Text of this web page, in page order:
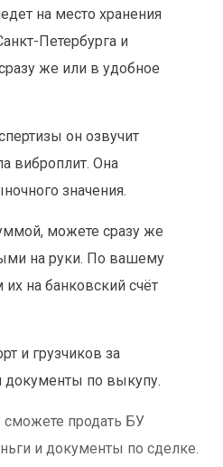
на место хранения
Петербурга и
же или в удобное
он озвучит
виброплит. Она
значения.
можете сразу же
на руки. По вашему
на банковский счёт
и грузчиков за
по выкупу.
сможете продать БУ
и документы по сделке.